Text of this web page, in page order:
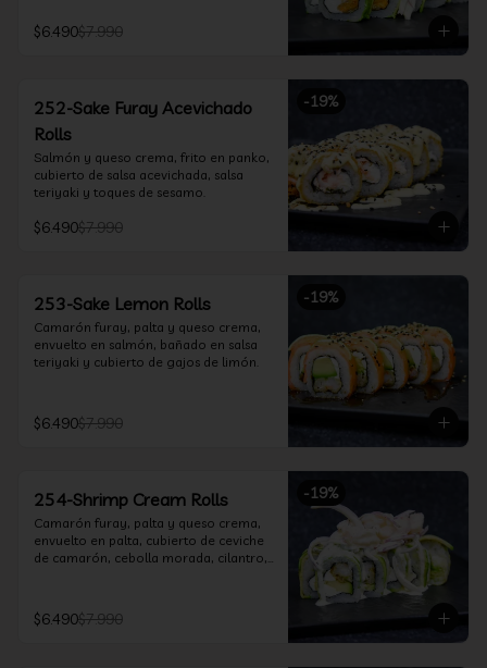
$6.490$7.990
-19%
252-Sake Furay Acevichado
Rolls
Salmón y queso crema, frito en panko,
cubierto de salsa acevichada, salsa
teriyaki y toques de sesamo.
$6.490$7.990
-19%
253-Sake Lemon Rolls
Camarón furay, palta y queso crema,
envuelto en salmón, bañado en salsa
teriyaki y cubierto de gajos de limón.
$6.490$7.990
-19%
254-Shrimp Cream Rolls
Camarón furay, palta y queso crema,
envuelto en palta, cubierto de ceviche
de camarón, cebolla morada, cilantro,
$6.490$7.990